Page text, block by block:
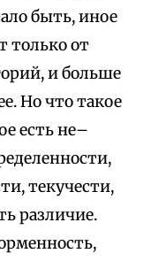
быть, иное
только от
и больше
Но что такое
есть не–
текучести,
различие.